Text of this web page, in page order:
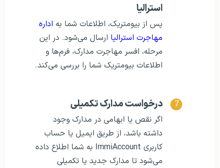
استرالیا
پس از بیومتریک، اطلاعات شما به اداره
مهاجرت استرالیا ارسال می‌شود. در این
مرحله، افسر مهاجرت مدارک، فرم‌ها و
اطلاعات بیومتریک شما را بررسی می‌کند.
درخواست مدارک تکمیلی
اگر نقص یا ابهامی در مدارک وجود
داشته باشد، از طریق ایمیل یا حساب
کاربری ImmiAccount به شما اطلاع داده
می‌شود تا مدارک جدید یا تکمیلی